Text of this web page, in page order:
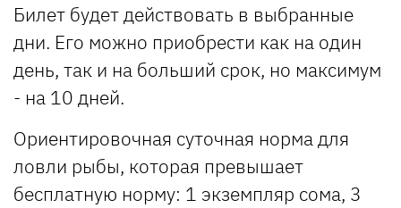
Билет будет действовать в выбранные
дни. Его можно приобрести как на один
день, так и на больший срок, но максимум
- на 10 дней.
Ориентировочная суточная норма для
ловли рыбы, которая превышает
бесплатную норму: 1 экземпляр сома, 3